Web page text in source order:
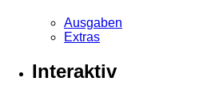
Ausgaben
Extras
Interaktiv